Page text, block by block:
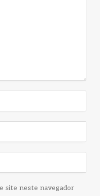
site neste navegador